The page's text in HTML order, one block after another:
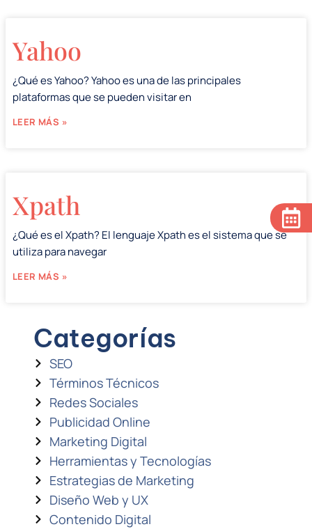
Yahoo
¿Qué es Yahoo? Yahoo es una de las principales
plataformas que se pueden visitar en
LEER MÁS »
Xpath
¿Qué es el Xpath? El lenguaje Xpath es el sistema que se
utiliza para navegar
LEER MÁS »
Categorías
SEO
Términos Técnicos
Redes Sociales
Publicidad Online
Marketing Digital
Herramientas y Tecnologías
Estrategias de Marketing
Diseño Web y UX
Contenido Digital